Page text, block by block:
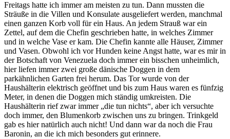
Freitags hatte ich immer am meisten zu tun. Dann mussten die
Sträuße in die Villen und Konsulate ausgeliefert werden, manchmal
einen ganzen Korb voll für ein Haus. An jedem Strauß war ein
Zettel, auf dem die Chefin geschrieben hatte, in welches Zimmer
und in welche Vase er kam. Die Chefin kannte alle Häuser, Zimmer
und Vasen. Obwohl ich vor Hunden keine Angst hatte, war es mir in
der Botschaft von Venezuela doch immer ein bisschen unheimlich,
hier liefen immer zwei große dänische Doggen in dem
parkähnlichen Garten frei herum. Das Tor wurde von der
Haushälterin elektrisch geöffnet und bis zum Haus waren es fünfzig
Meter, in denen die Doggen mich ständig umkreisten. Die
Haushälterin rief zwar immer die tun nichts , aber ich versuchte
doch immer, den Blumenkorb zwischen uns zu bringen. Trinkgeld
gab es hier natürlich auch nicht! Und dann war da noch die Frau
Baronin, an die ich mich besonders gut erinnere.